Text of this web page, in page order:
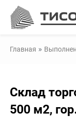
Главная »
Склад
500 м2,